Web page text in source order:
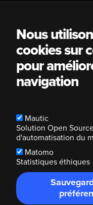
Main
Share
Code
Nous
cookies sur
pour
navigation
Mautic
Solution Open Source
d'automatisation du
Matomo
Statistiques éthiques